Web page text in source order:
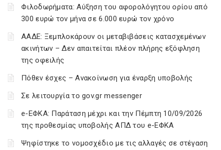
Φιλοδωρήματα: Αύξηση του αφορολόγητου ορίου από
300 ευρώ τον μήνα σε 6.000 ευρώ τον χρόνο
ΑΑΔΕ: Ξεμπλοκάρουν οι μεταβιβάσεις κατασχεμένων
ακινήτων – Δεν απαιτείται πλέον πλήρης εξόφληση
της οφειλής
Πόθεν έσχες – Ανακοίνωση για έναρξη υποβολής
Σε λειτουργία το gov.gr messenger
e-ΕΦΚΑ: Παράταση μέχρι και την Πέμπτη 10/09/2026
της προθεσμίας υποβολής ΑΠΔ του e-ΕΦΚΑ
Ψηφίστηκε το νομοσχέδιο με τις αλλαγές σε στέγαση